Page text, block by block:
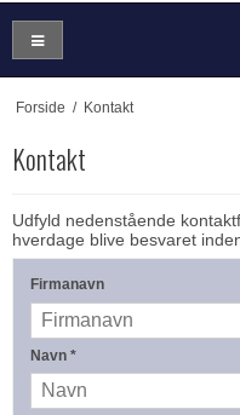
Forside / Kontakt
Kontakt
Udfyld nedenstående
hverdage blive besvaret
Firmanavn
Navn *